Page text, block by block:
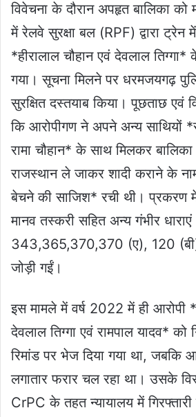
विवेचना के दौरान अपहृत बालिका
में रेलवे सुरक्षा बल (RPF) द्वारा ट्रेन
*हीरालाल चौहान एवं देवलाल
गया। सूचना मिलने पर धरमजयगढ़
सुरक्षित दस्तयाब किया। पूछताछ एवं
कि आरोपीगण ने अपने अन्य साथियों
रामा चौहान* के साथ मिलकर
राजस्थान ले जाकर शादी कराने के
बेचने की साजिश* रची थी। प्रकरण
मानव तस्करी सहित अन्य गंभीर धाराएं
343,365,370,370 (ए), 120 (बी)
जोड़ी गईं।
इस मामले में वर्ष 2022 में ही आरोपी
देवलाल तिग्गा एवं रामपाल यादव* को
रिमांड पर भेज दिया गया था, जबकि
लगातार फरार चल रहा था। उसके
CrPC के तहत न्यायालय में